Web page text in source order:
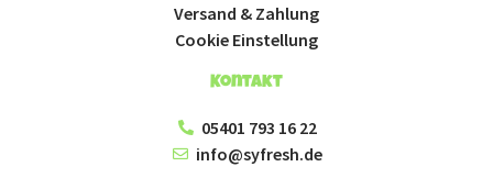
Versand & Zahlung
Cookie Einstellung
Kontakt
05401 793 16 22
info@syfresh.de